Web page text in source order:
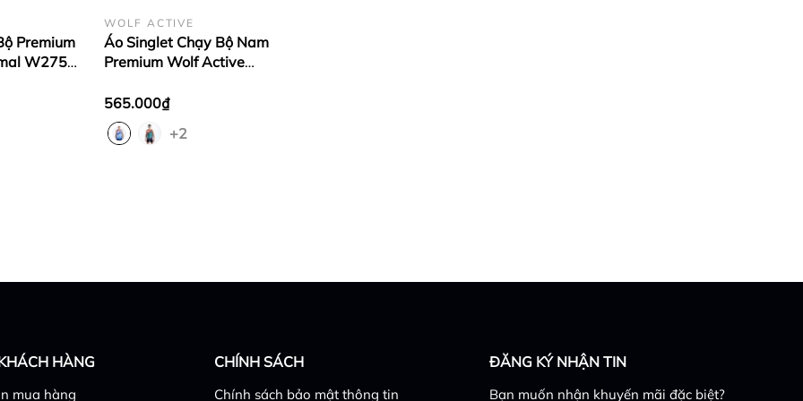
Premium
W275,
WOLF ACTIVE
Áo Singlet Chạy Bộ Nam
Premium Wolf Active
Seamless & Flatlock
565.000₫
+2
HÀNG
mua hàng
CHÍNH SÁCH
Chính sách bảo mật thông tin
ĐĂNG KÝ NHẬN TIN
Bạn muốn nhận khuyến mãi đặc biệt?